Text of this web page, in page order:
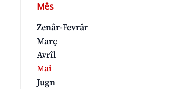
Mês
Zenâr-Fevrâr
Març
Avrîl
Mai
Jugn